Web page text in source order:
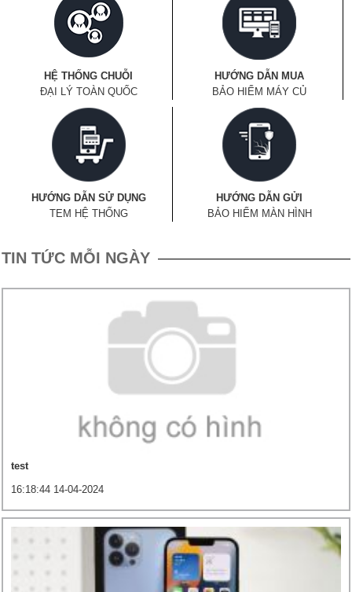
HỆ THỐNG CHUỖI
ĐẠI LÝ TOÀN QUỐC
HƯỚNG DẪN MUA
BẢO HIỂM MÁY CỦ
HƯỚNG DẪN SỬ DỤNG
TEM HỆ THỐNG
HƯỚNG DẪN GỬI
BẢO HIỂM MÀN HÌNH
TIN TỨC MỖI NGÀY
test
16:18:44 14-04-2024